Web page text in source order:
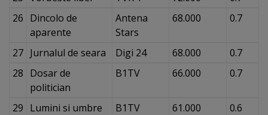
26 Dincolo de
aparente
Antena
Stars
68.000 0.7
27 Jurnalul de seara Digi 24 68.000
0.7
28 Dosar de
politician
B1TV 66.000 0.7
29 Lumini si umbre B1TV 61.000
0.6